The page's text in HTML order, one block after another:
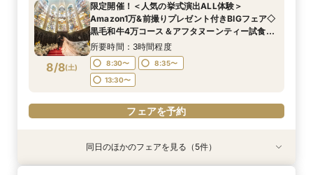
8/7(金)
12:00〜
14:00〜
17:00〜
フェアを予約
8/7(金)
所要時間：3時間程度
12:00〜
14:00〜
17:00〜
電話予約のみ
8/8(土)
限定開催！＜人気の挙式演出ALL体験＞
Amazon1万&前撮りプレゼント付きBIGフェア◇
黒毛和牛4万コース＆アフタヌーンティー試食◇
初見学におススメ◎記憶に残る空間美*憧れ大聖
堂
所要時間：3時間程度
8:30〜
8:35〜
13:30〜
フェアを予約
衣装試着 特典あり
衣装試着 特典あり
衣装試着 特典あり
衣装試着 特典あり
衣装試着 特典あり
同日のほかのフェアを見る（5件）